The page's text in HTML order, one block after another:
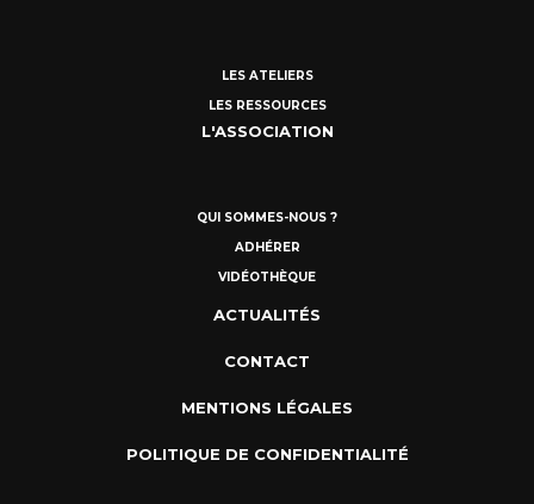
LES ATELIERS
LES RESSOURCES
L'ASSOCIATION
QUI SOMMES-NOUS ?
ADHÉRER
VIDÉOTHÈQUE
ACTUALITÉS
CONTACT
MENTIONS LÉGALES
POLITIQUE DE CONFIDENTIALITÉ